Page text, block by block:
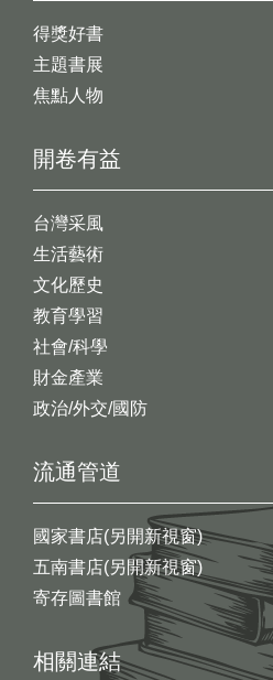
開卷有益
台灣采風
生活藝術
文化歷史
教育學習
社會/科學
財金產業
政治/外交/國防
得獎好書
主題書展
焦點人物
流通管道
國家書店(另開新視窗)
五南書店(另開新視窗)
寄存圖書館
相關連結